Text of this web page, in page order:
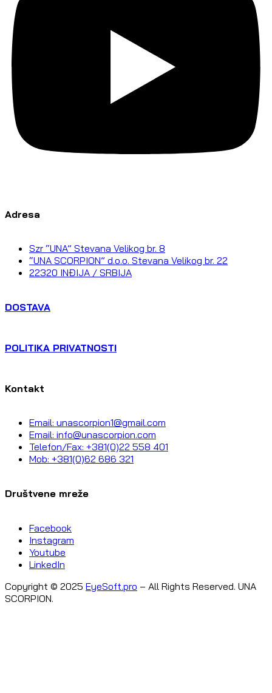
Adresa
Szr “UNA” Stevana Velikog br. 8
“UNA SCORPION” d.o.o. Stevana Velikog br. 22
22320 INĐIJA / SRBIJA
DOSTAVA
POLITIKA PRIVATNOSTI
Kontakt
Email: unascorpion1@gmail.com
Email: info@unascorpion.com
Telefon/Fax: +381(0)22 558 401
Mob: +381(0)62 686 321
Društvene mreže
Facebook
Instagram
Youtube
LinkedIn
Copyright © 2025 EyeSoft.pro – All Rights Reserved. UNA
SCORPION.